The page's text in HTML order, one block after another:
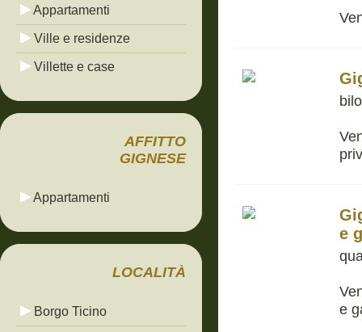
Appartamenti
Ville e residenze
Villette e case
AFFITTO
GIGNESE
Appartamenti
LOCALITÀ
Borgo Ticino
e
e